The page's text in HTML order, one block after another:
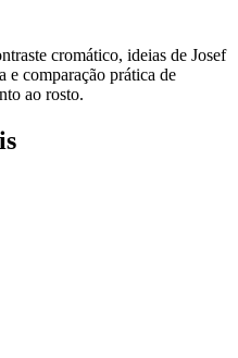
cromático, ideias de Josef
comparação prática de
ao rosto.